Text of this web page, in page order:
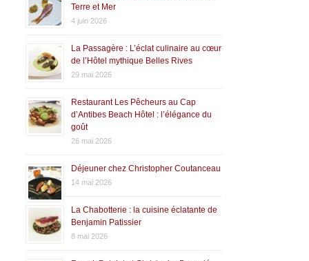
Terre et Mer
4 juin 2026
La Passagère : L’éclat culinaire au cœur
de l’Hôtel mythique Belles Rives
29 mai 2026
Restaurant Les Pêcheurs au Cap
d’Antibes Beach Hôtel : l’élégance du
goût
26 mai 2026
Déjeuner chez Christopher Coutanceau
14 mai 2026
La Chabotterie : la cuisine éclatante de
Benjamin Patissier
8 mai 2026